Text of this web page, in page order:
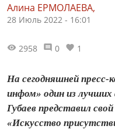
Алина ЕРМОЛАЕВА,
28 Июль 2022 - 16:01
2958 0 1
На сегодняшней
инфом» один из
Губаев представил
«Искусство